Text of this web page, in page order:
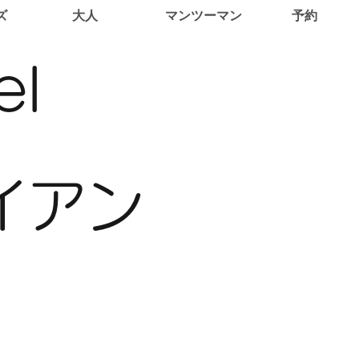
大人 マンツーマン 予約
アン